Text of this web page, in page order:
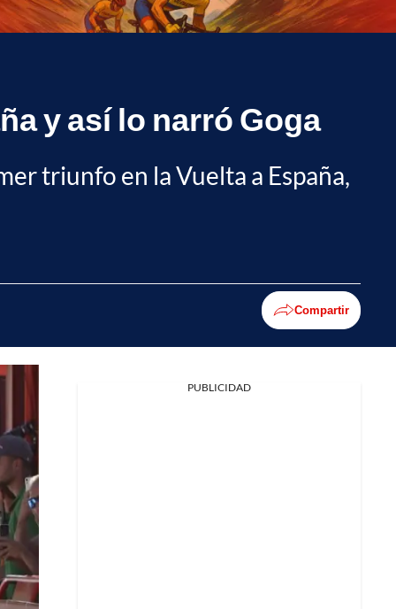
y así lo narró Goga
triunfo en la Vuelta a España,
Compartir
PUBLICIDAD